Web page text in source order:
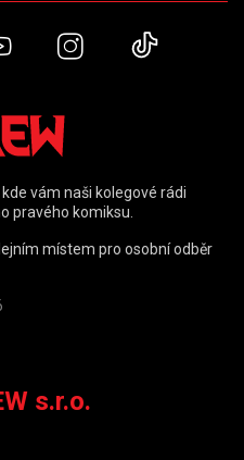
YouTubeInstagram
vám naši kolegové rádi
pravého komiksu.
místem pro osobní odběr
s.r.o.